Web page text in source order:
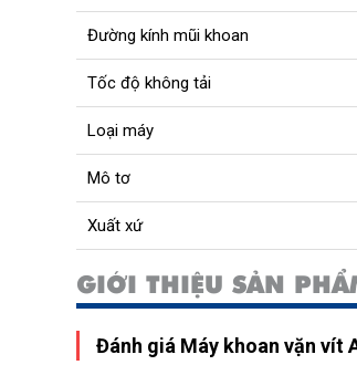
Đường kính mũi khoan
Tốc độ không tải
Loại máy
Mô tơ
Xuất xứ
GIỚI THIỆU SẢN
Đánh giá Máy khoan vặn vít